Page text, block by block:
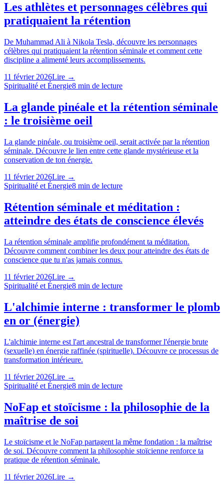
Les athlètes et personnages célèbres qui
pratiquaient la rétention
De Muhammad Ali à Nikola Tesla, découvre les personnages
célèbres qui pratiquaient la rétention séminale et comment cette
discipline a alimenté leurs accomplissements.
11 février 2026Lire →
Spiritualité et Énergie8 min de lecture
La glande pinéale et la rétention séminale
: le troisième oeil
La glande pinéale, ou troisième oeil, serait activée par la rétention
séminale. Découvre le lien entre cette glande mystérieuse et la
conservation de ton énergie.
11 février 2026Lire →
Spiritualité et Énergie8 min de lecture
Rétention séminale et méditation :
atteindre des états de conscience élevés
La rétention séminale amplifie profondément ta méditation.
Découvre comment combiner les deux pour atteindre des états de
conscience que tu n'as jamais connus.
11 février 2026Lire →
Spiritualité et Énergie8 min de lecture
L'alchimie interne : transformer le plomb
en or (énergie)
L'alchimie interne est l'art ancestral de transformer l'énergie brute
(sexuelle) en énergie raffinée (spirituelle). Découvre ce processus de
transformation intérieure.
11 février 2026Lire →
Spiritualité et Énergie8 min de lecture
NoFap et stoïcisme : la philosophie de la
maîtrise de soi
Le stoïcisme et le NoFap partagent la même fondation : la maîtrise
de soi. Découvre comment la philosophie stoïcienne renforce ta
pratique de rétention séminale.
11 février 2026Lire →